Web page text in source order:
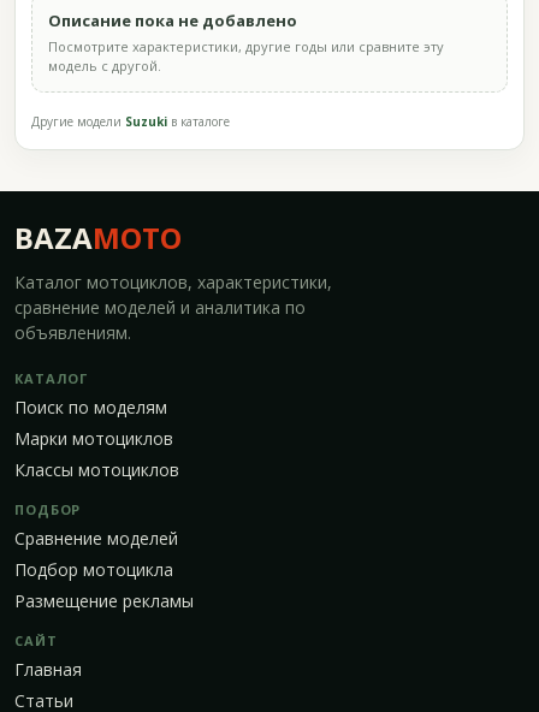
Описание пока не добавлено
Посмотрите характеристики, другие годы или сравните эту
модель с другой.
Другие модели Suzuki в каталоге
BAZAMOTO
Каталог мотоциклов, характеристики,
сравнение моделей и аналитика по
объявлениям.
КАТАЛОГ
Поиск по моделям
Марки мотоциклов
Классы мотоциклов
ПОДБОР
Сравнение моделей
Подбор мотоцикла
Размещение рекламы
САЙТ
Главная
Статьи